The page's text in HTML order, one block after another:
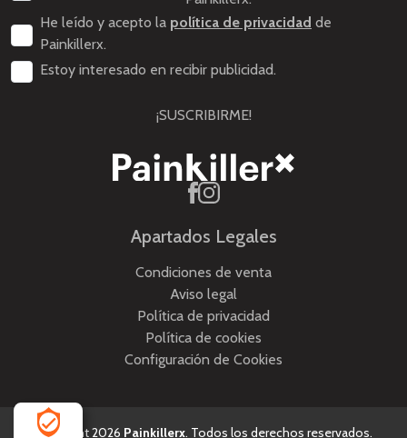
He leído y acepto la política de privacidad de
Painkillerx.
Estoy interesado en recibir publicidad.
¡SUSCRIBIRME!
Apartados Legales
Condiciones de venta
Aviso legal
Política de privacidad
Política de cookies
Configuración de Cookies
Copyright 2026 Painkillerx. Todos los derechos reservados.